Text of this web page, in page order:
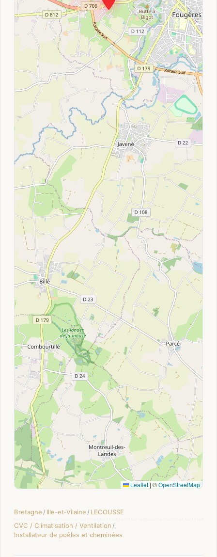
Leaflet | ©OpenStreetMap
Bretagne / Ille-et-Vilaine / LECOUSSE
CVC / Climatisation / Ventilation /
Installateur de poêles et cheminées